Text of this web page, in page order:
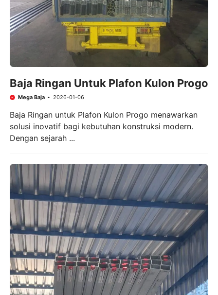
Baja Ringan Untuk Plafon Kulon Progo
Mega Baja 2026-01-06
Baja Ringan untuk Plafon Kulon Progo menawarkan
solusi inovatif bagi kebutuhan konstruksi modern.
Dengan sejarah ...